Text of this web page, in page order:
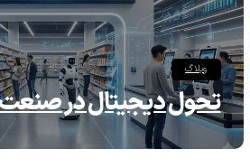
وبلاگ
تحول دیجیتال در